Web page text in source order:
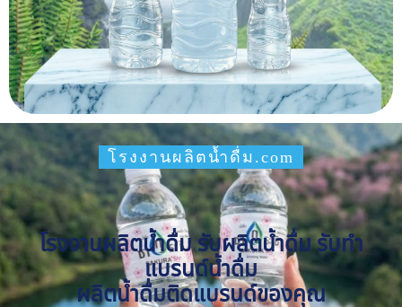
โรงงานผลิตน้ำดื่ม.com
โรงงานผลิตน้ำดื่ม รับผลิตน้ำดื่ม รับทำ
แบรนด์น้ำดื่ม
ผลิตน้ำดื่มติดแบรนด์ของคุณ